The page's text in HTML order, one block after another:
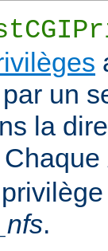
un
la
Chaque
.